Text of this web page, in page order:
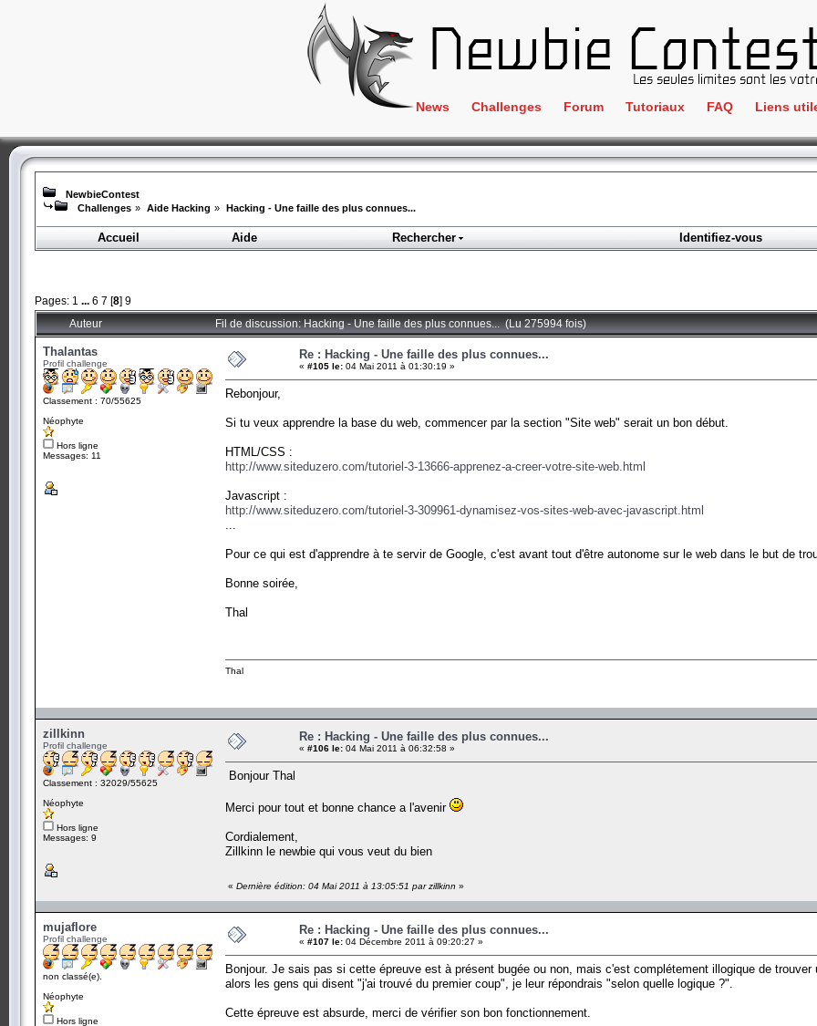
News Challenges
Crackme
ClientSide
Forensics
Programmation
Wargame
Forum Tutoriaux FAQ Liens
IRC
NewbieContest
Challenges » Aide Hacking » Hacking - Une faille des plus connues...
Accueil
Aide Rechercher Identifiez-vous
Pages: 1 ... 6 7 [8] 9
Auteur Fil de discussion: Hacking - Une faille des plus connues... (Lu 275994 fois)
Thalantas
Profil challenge
Classement : 70/55625
Néophyte
Hors ligne
Messages: 11
Re : Hacking - Une faille des plus connues...
« #105 le: 04 Mai 2011 à 01:30:19 »
Rebonjour,
Si tu veux apprendre la base du web, commencer par la section "Site web" serait un bon début.
HTML/CSS :
http://www.siteduzero.com/tutoriel-3-13666-apprenez-a-creer-votre-site-web.html
Javascript :
http://www.siteduzero.com/tutoriel-3-309961-dynamisez-vos-sites-web-avec-javascript.html
Pour ce qui est d'apprendre à te servir de Google, c'est avant tout d'être autonome sur le web dans le but de
Bonne soirée,
Thal
Thal
zillkinn
Profil challenge
Classement : 32029/55625
Néophyte
Hors ligne
Messages: 9
Re : Hacking - Une faille des plus connues...
« #106 le: 04 Mai 2011 à 06:32:58 »
Bonjour Thal
Merci pour tout et bonne chance a l'avenir
Cordialement,
Zillkinn le newbie qui vous veut du bien
« Dernière édition: 04 Mai 2011 à 13:05:51 par zillkinn »
mujaflore
Profil challenge
non classé(e).
Néophyte
Hors ligne
Re : Hacking - Une faille des plus connues...
« #107 le: 04 Décembre 2011 à 09:20:27 »
Bonjour. Je sais pas si cette épreuve est à présent bugée ou non, mais c'est complétement illogique de
alors les gens qui disent "j'ai trouvé du premier coup", je leur répondrais "selon quelle logique ?".
Cette épreuve est absurde, merci de vérifier son bon fonctionnement.